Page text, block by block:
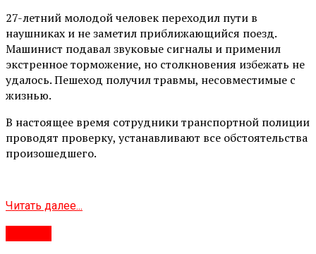
27-летний молодой человек переходил пути в
наушниках и не заметил приближающийся поезд.
Машинист подавал звуковые сигналы и применил
экстренное торможение, но столкновения избежать не
удалось. Пешеход получил травмы, несовместимые с
жизнью.
В настоящее время сотрудники транспортной полиции
проводят проверку, устанавливают все обстоятельства
произошедшего.
Читать далее...